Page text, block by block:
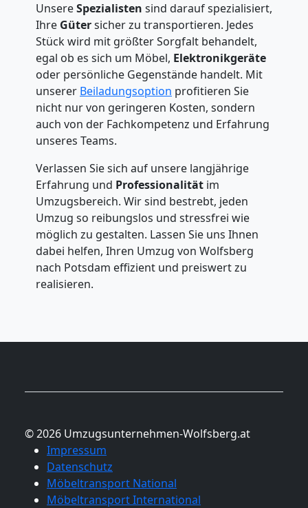
UnsereSpezialisten sind darauf spezialisiert,
Ihre Gütersicher zu transportieren. Jedes
Stück wird mit größter Sorgfalt behandelt,
egal ob es sich um Möbel, Elektronikgeräte
oder persönliche Gegenstände handelt. Mit
unserer Beiladungsoption profitieren Sie
nicht nur von geringeren Kosten, sondern
auch von der Fachkompetenz und Erfahrung
unseres Teams.
Verlassen Sie sich auf unsere langjährige
Erfahrung und Professionalität im
Umzugsbereich. Wir sind bestrebt, jeden
Umzug so reibungslos und stressfrei wie
möglich zu gestalten. Lassen Sie uns Ihnen
dabei helfen, Ihren Umzug von Wolfsberg
nach Potsdam effizient und preiswert zu
realisieren.
© 2026 Umzugsunternehmen-Wolfsberg.at
Impressum
Datenschutz
Möbeltransport National
Möbeltransport International